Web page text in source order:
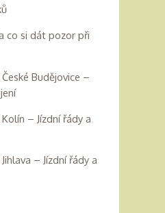
co si dát pozor při
Budějovice –
– Jízdní řády a
– Jízdní řády a